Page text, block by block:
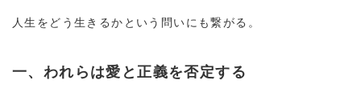
人生をどう生きるかという問いにも繋がる。
一、われらは愛と正義を否定する